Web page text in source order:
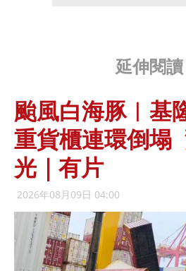
延伸閱讀
颱風白海豚︱基
重貨櫃連環倒塌
光｜有片
2026年08月09日 04:00